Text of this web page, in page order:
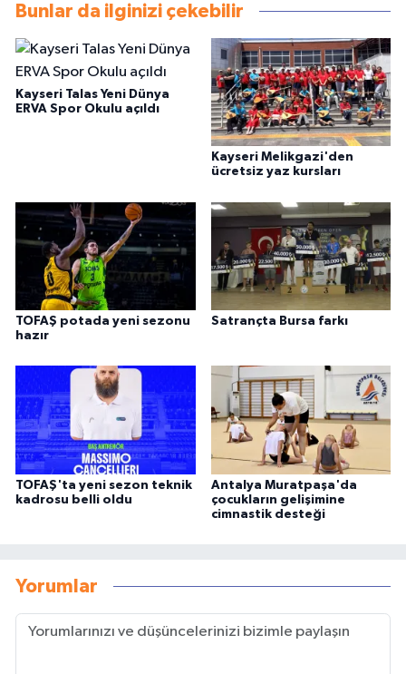
Bunlar da ilginizi çekebilir
Kayseri Talas Yeni Dünya
ERVA Spor Okulu açıldı
Kayseri Melikgazi'den
ücretsiz yaz kursları
TOFAŞ potada yeni sezonu
hazır
Satrançta Bursa farkı
TOFAŞ'ta yeni sezon teknik
kadrosu belli oldu
Antalya Muratpaşa'da
çocukların gelişimine
cimnastik desteği
Yorumlar